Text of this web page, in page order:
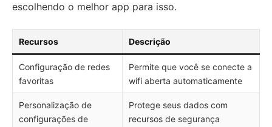
escolhendo o melhor app para isso.
Recursos Descrição
Configuração de redes
favoritas
Permite que você se conecte a
wifi aberta automaticamente
Personalização de
configurações de
Protege seus dados com
recursos de segurança